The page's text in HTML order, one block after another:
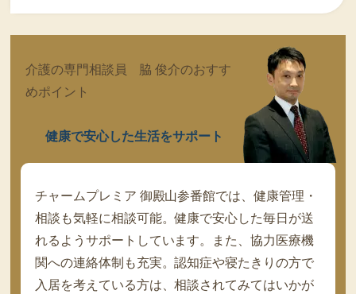
介護の専門相談員 脇 俊介のおすす
めポイント
健康で安心した生活をサポート
チャームプレミア 御殿山参番館では、健康管理・
相談も気軽に相談可能。健康で安心した毎日が送
れるようサポートしています。また、協力医療機
関への連絡体制も充実。認知症や寝たきりの方で
入居を考えている方は、相談されてみてはいかが